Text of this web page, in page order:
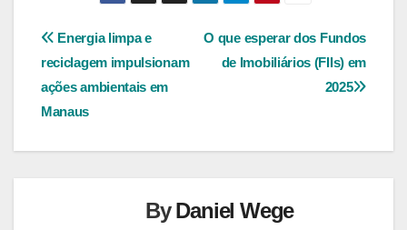
Navegação
de
Post
O que esperar dos Fundos
de Imobiliários (FIIs) em
2025
Energia limpa e
reciclagem impulsionam
ações ambientais em
Manaus
ByDaniel Wege